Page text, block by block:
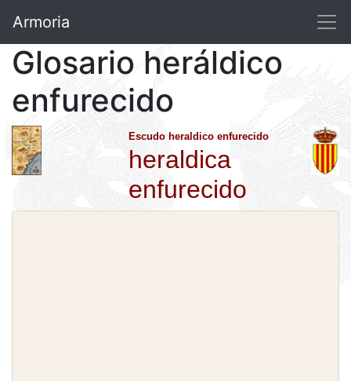
Armoria
Glosario heráldico
enfurecido
Escudo heraldico enfurecido
heraldica
enfurecido